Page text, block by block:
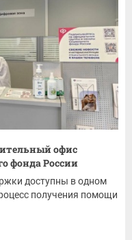
офис
фонда России
доступны в одном
получения помощи